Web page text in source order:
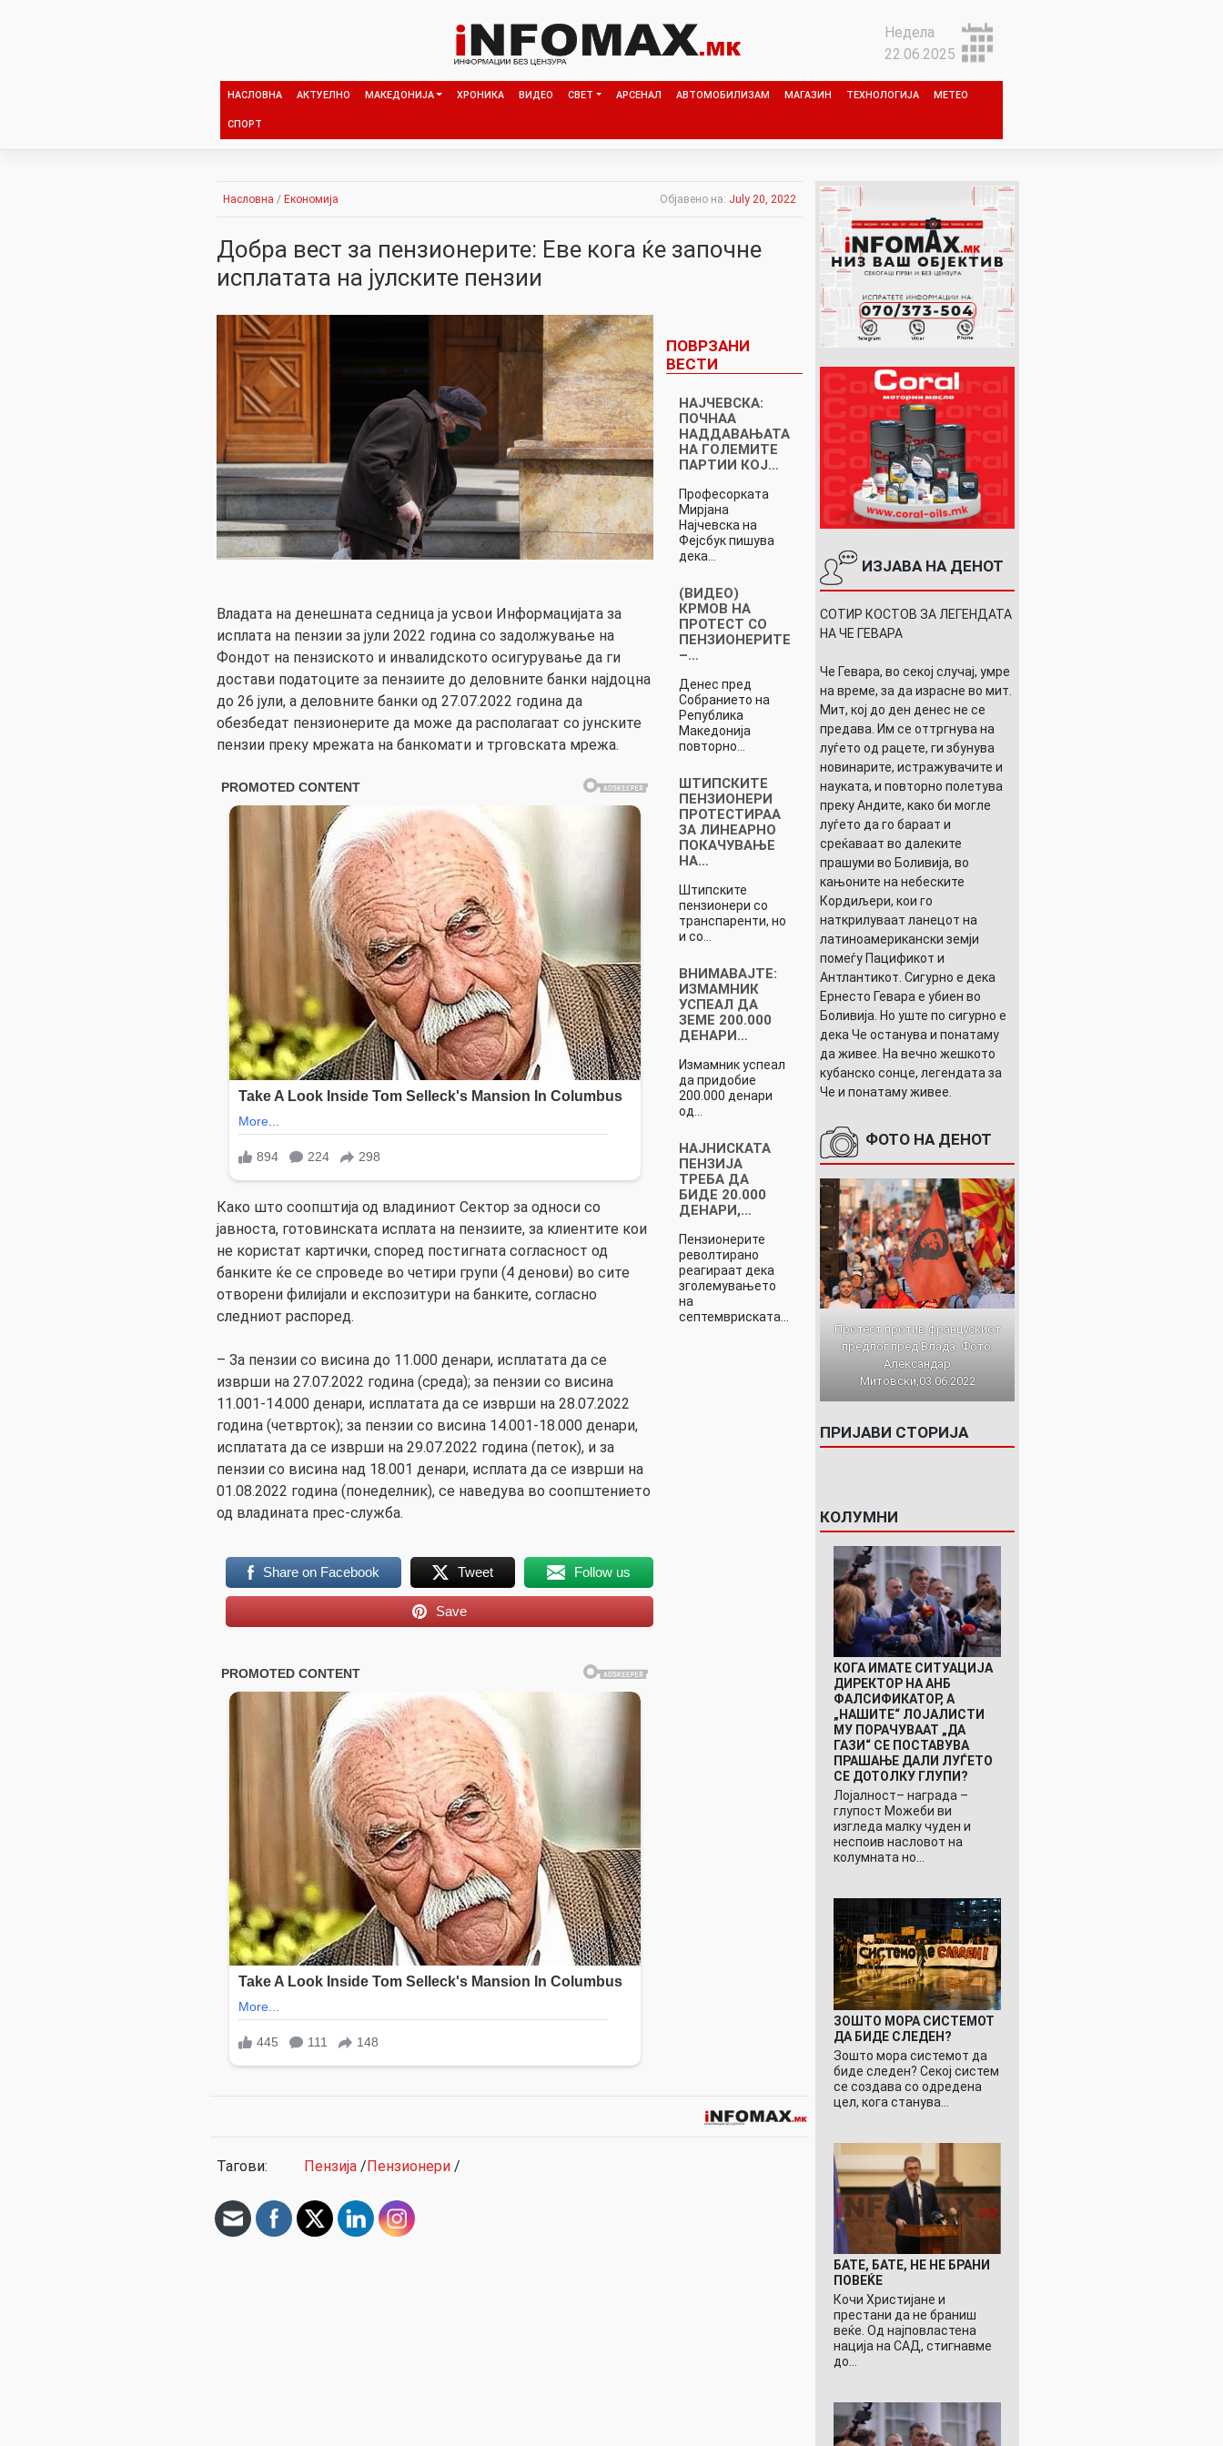
Недела
22.06.2025
НАСЛОВНА АКТУЕЛНО МАКЕДОНИЈА ХРОНИКА ВИДЕО СВЕТ АРСЕНАЛ АВТОМОБИЛИЗАМ МАГАЗИН ТЕХНОЛОГИЈА МЕТЕО
СПОРТ
Насловна / Економија Објавено на: July 20, 2022
Добра вест за пензионерите: Еве кога ќе започне
исплатата на јулските пензии
Владата на денешната седница ја усвои Информацијата за
исплата на пензии за јули 2022 година со задолжување на
Фондот на пензиското и инвалидското осигурување да ги
достави податоците за пензиите до деловните банки најдоцна
до 26 јули, а деловните банки од 27.07.2022 година да
обезбедат пензионерите да може да располагаат со јунските
пензии преку мрежата на банкомати и трговската мрежа.
Како што соопштија од владиниот Сектор за односи со
јавноста, готовинската исплата на пензиите, за клиентите кои
не користат картички, според постигната согласност од
банките ќе се спроведе во четири групи (4 денови) во сите
отворени филијали и експозитури на банките, согласно
следниот распоред.
– За пензии со висина до 11.000 денари, исплатата да се
изврши на 27.07.2022 година (среда); за пензии со висина
11.001-14.000 денари, исплатата да се изврши на 28.07.2022
година (четврток); за пензии со висина 14.001-18.000 денари,
исплатата да се изврши на 29.07.2022 година (петок), и за
пензии со висина над 18.001 денари, исплата да се изврши на
01.08.2022 година (понеделник), се наведува во соопштението
од владината прес-служба.
Share on Facebook Tweet Follow us
Save
ПОВРЗАНИ
ВЕСТИ
НАЈЧЕВСКА:
ПОЧНАА
НАДДАВАЊАТА
НА ГОЛЕМИТЕ
ПАРТИИ КОЈ…
Професорката
Мирјана
Најчевска на
Фејсбук пишува
дека…
(ВИДЕО)
КРМОВ НА
ПРОТЕСТ СО
ПЕНЗИОНЕРИТЕ
–…
Денес пред
Собранието на
Република
Македонија
повторно…
ШТИПСКИТЕ
ПЕНЗИОНЕРИ
ПРОТЕСТИРАА
ЗА ЛИНЕАРНО
ПОКАЧУВАЊЕ
НА…
Штипските
пензионери со
транспаренти, но
и со…
ВНИМАВАЈТЕ:
ИЗМАМНИК
УСПЕАЛ ДА
ЗЕМЕ 200.000
ДЕНАРИ…
Измамник успеал
да придобие
200.000 денари
од…
НАЈНИСКАТА
ПЕНЗИЈА
ТРЕБА ДА
БИДЕ 20.000
ДЕНАРИ,…
Пензионерите
револтирано
реагираат дека
зголемувањето
на
септемвриската…
Тагови: Пензија /Пензионери /
ИЗЈАВА НА ДЕНОТ
СОТИР КОСТОВ ЗА ЛЕГЕНДАТА
НА ЧЕ ГЕВАРА
Че Гевара, во секој случај, умре
на време, за да израсне во мит.
Мит, кој до ден денес не се
предава. Им се оттргнува на
луѓето од рацете, ги збунува
новинарите, истражувачите и
науката, и повторно полетува
преку Андите, како би могле
луѓето да го бараат и
среќаваат во далеките
прашуми во Боливија, во
кањоните на небеските
Кордиљери, кои го
наткрилуваат ланецот на
латиноамерикански земји
помеѓу Пацификот и
Антлантикот. Сигурно е дека
Ернесто Гевара е убиен во
Боливија. Но уште по сигурно е
дека Че останува и понатаму
да живее. На вечно жешкото
кубанско сонце, легендата за
Че и понатаму живее.
ФОТО НА ДЕНОТ
Протест против францускиот
предлог пред Влада. Фото:
Александар
Митовски,03.06.2022
ПРИЈАВИ СТОРИЈА
КОЛУМНИ
КОГА ИМАТЕ СИТУАЦИЈА
ДИРЕКТОР НА АНБ
ФАЛСИФИКАТОР, А
„НАШИТЕ“ ЛОЈАЛИСТИ
МУ ПОРАЧУВААТ „ДА
ГАЗИ“ СЕ ПОСТАВУВА
ПРАШАЊЕ ДАЛИ ЛУЃЕТО
СЕ ДОТОЛКУ ГЛУПИ?
Лојалност– награда –
глупост Можеби ви
изгледа малку чуден и
неспоив насловот на
колумната но…
ЗОШТО МОРА СИСТЕМОТ
ДА БИДЕ СЛЕДЕН?
Зошто мора системот да
биде следен? Секој систем
се создава со одредена
цел, кога станува…
БАТЕ, БАТЕ, НЕ НЕ БРАНИ
ПОВЕЌЕ
Кочи Христијане и
престани да не браниш
веќе. Од најповластена
нација на САД, стигнавме
до…